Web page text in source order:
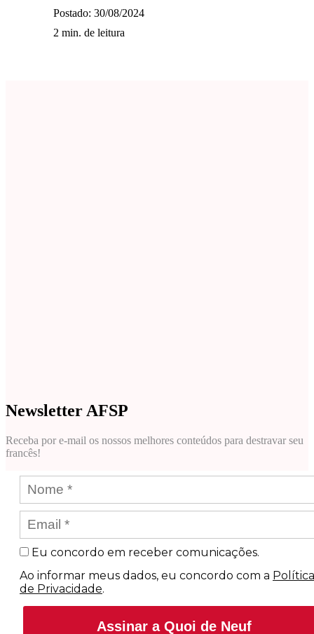
Postado: 30/08/2024
2 min. de leitura
Newsletter AFSP
Receba por e-mail os nossos melhores conteúdos para destravar seu
francês!
Eu concordo em receber comunicações.
Ao informar meus dados, eu concordo com a Política
de Privacidade.
Assinar a Quoi de Neuf